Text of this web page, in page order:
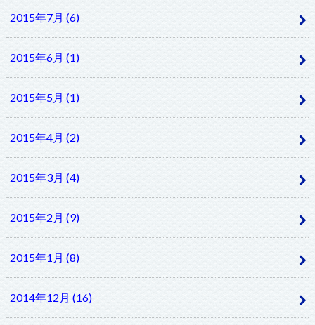
2015年7月 (6)
2015年6月 (1)
2015年5月 (1)
2015年4月 (2)
2015年3月 (4)
2015年2月 (9)
2015年1月 (8)
2014年12月 (16)